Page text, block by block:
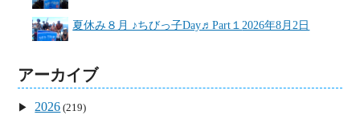
夏休み８月 ♪ちびっ子Day♬Part１ 2026年8月2日
アーカイブ
2026 (219)